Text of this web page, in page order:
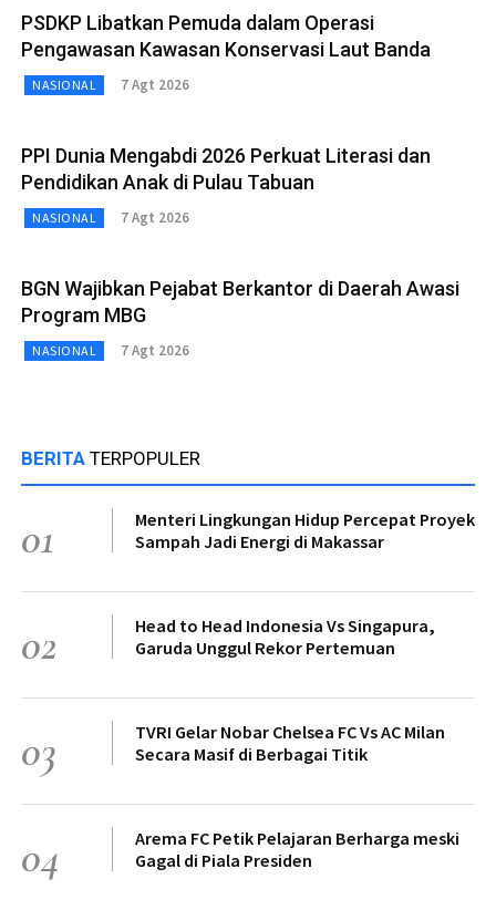
PSDKP Libatkan Pemuda dalam Operasi
Pengawasan Kawasan Konservasi Laut Banda
NASIONAL 7 Agt 2026
PPI Dunia Mengabdi 2026 Perkuat Literasi dan
Pendidikan Anak di Pulau Tabuan
NASIONAL 7 Agt 2026
BGN Wajibkan Pejabat Berkantor di Daerah Awasi
Program MBG
NASIONAL 7 Agt 2026
BERITA TERPOPULER
01
Menteri Lingkungan Hidup Percepat Proyek
Sampah Jadi Energi di Makassar
02
Head to Head Indonesia Vs Singapura,
Garuda Unggul Rekor Pertemuan
03
TVRI Gelar Nobar Chelsea FC Vs AC Milan
Secara Masif di Berbagai Titik
04
Arema FC Petik Pelajaran Berharga meski
Gagal di Piala Presiden